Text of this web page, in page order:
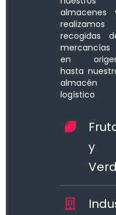
almacenes
realizamos
recogidas
mercancías
en
hasta
almacén
logístico
y